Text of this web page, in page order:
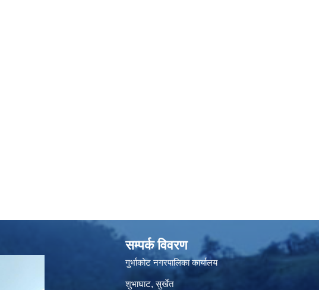
सम्पर्क विवरण
गुर्भाकोट नगरपालिका कार्यालय
शुभाघाट, सुर्खेत